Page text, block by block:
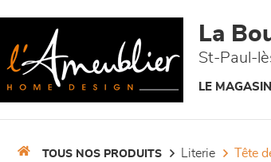
La
St-Paul-
LE MAGASIN
TOUS NOS PRODUITS literie tête